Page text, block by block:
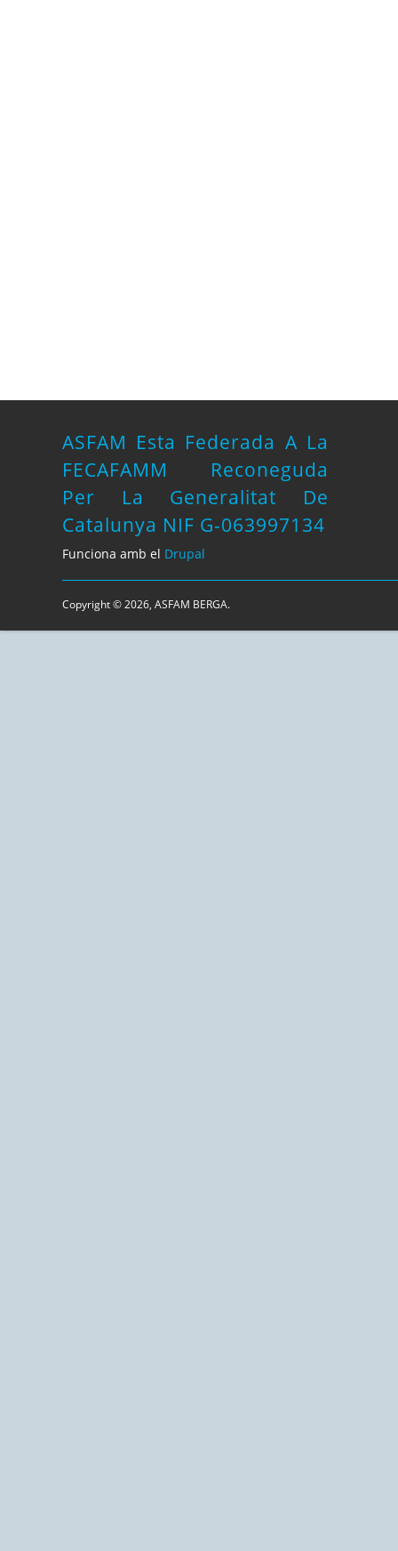
ASFAM Esta Federada A La
FECAFAMM Reconeguda
Per La Generalitat De
Catalunya NIF G-063997134
Funciona amb el Drupal
Copyright © 2026, ASFAM BERGA.